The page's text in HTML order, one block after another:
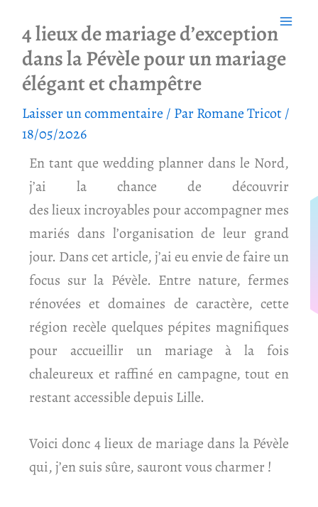
contenu
4 lieux de mariage d’exception
dans la Pévèle pour un mariage
élégant et champêtre
Laisser un commentaire / ParRomane Tricot/
18/05/2026
En tant que wedding planner dans le Nord,
j’ai la chance de découvrir
des lieux incroyables pour accompagner mes
mariés dans l’organisation de leur grand
jour. Dans cet article, j’ai eu envie de faire un
focus sur la Pévèle. Entre nature, fermes
rénovées et domaines de caractère, cette
région recèle quelques pépites magnifiques
pour accueillir un mariage à la fois
chaleureux et raffiné en campagne, tout en
restant accessible depuis Lille.
Voici donc 4 lieux de mariage dans la Pévèle
qui, j’en suis sûre, sauront vous charmer !